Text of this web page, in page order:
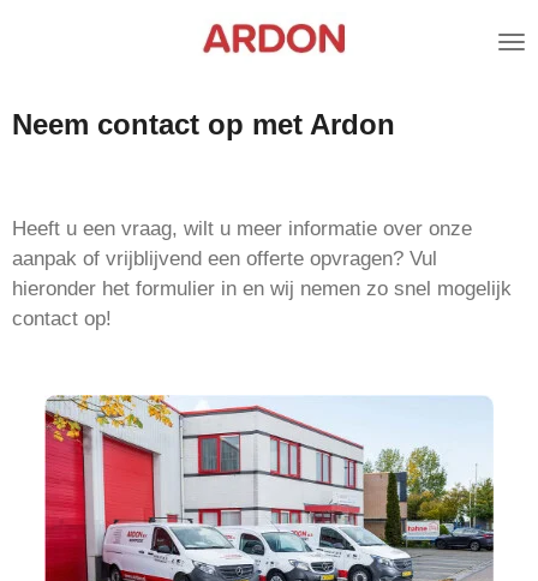
de
Neem contact op met Ardon
Heeft u een vraag, wilt u meer informatie over onze
aanpak of vrijblijvend een offerte opvragen? Vul
hieronder het formulier in en wij nemen zo snel mogelijk
contact op!